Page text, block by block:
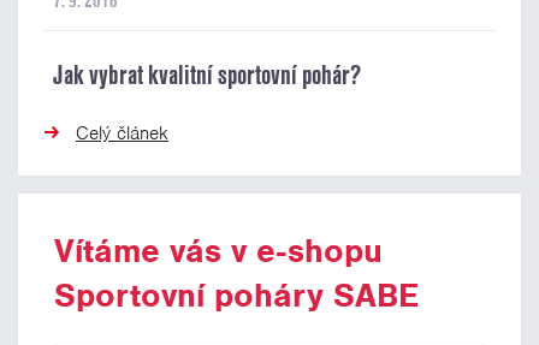
Jak vybrat kvalitní sportovní pohár?
Celý článek
Vítáme vás v e-shopu
Sportovní poháry SABE